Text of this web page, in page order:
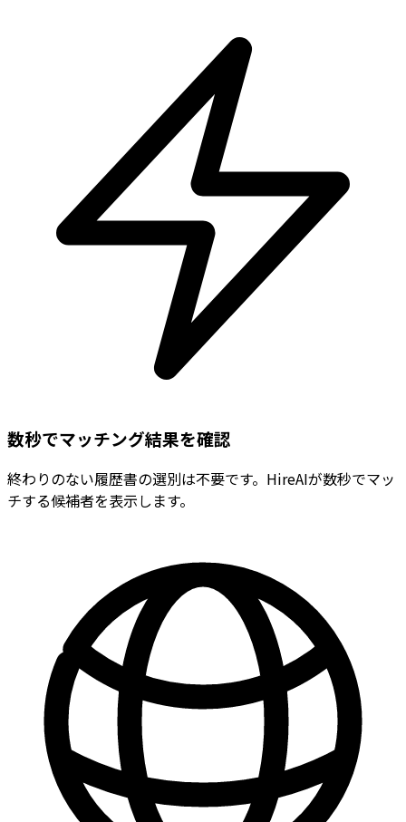
数秒でマッチング結果を確認
終わりのない履歴書の選別は不要です。HireAIが数秒でマッ
チする候補者を表示します。